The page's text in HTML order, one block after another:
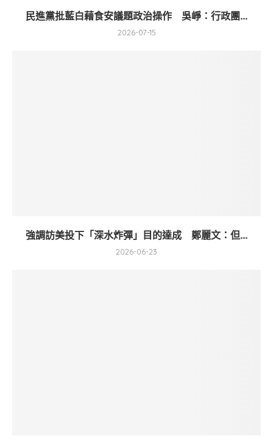
民進黨批藍白藉食安議題政治操作 吳崢：行政團...
2026-07-15
強調訪美投下「深水炸彈」目的達成 鄭麗文：但...
2026-06-23